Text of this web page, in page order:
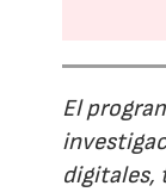
El
digitales,